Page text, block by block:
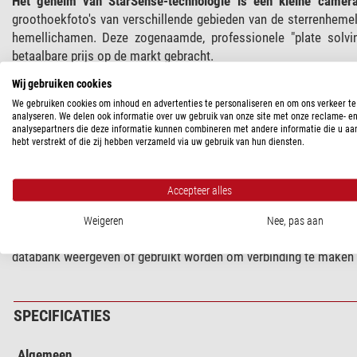
groothoekfoto's van verschillende gebieden van de
hemellichamen. Deze zogenaamde, professionele "plate
betaalbare prijs op de markt gebracht.
De StarSense-module wordt geleverd met de StarSense-
De StarSense-module kan worden gebruikt op bijna alle
bijvoorbeeld op telescopen van de Nex-Star GPS-serie.
of geschikt voor grote Schmidt-Cassegrain-telescopen.
De StarSense-handbediening vervangt de vorig
databank weergeven of gebruikt worden om verbinding te
SPECIFICATIES
Wij gebruiken cookies
We gebruiken cookies om inhoud en advertenties te personaliseren en om ons verkeer te
analyseren. We delen ook informatie over uw gebruik van onze site met onze reclame- en
analysepartners die deze informatie kunnen combineren met andere informatie die u
hebt verstrekt of die zij hebben verzameld via uw gebruik van hun diensten.
Accepteer alles
Weigeren Nee, pas aan